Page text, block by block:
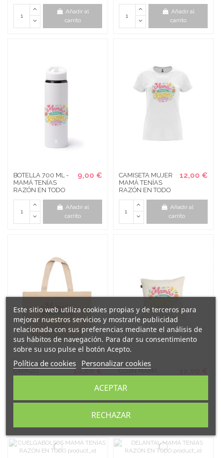
Añadir al
carrito
Añadir al
carrito
BOTELLA 700 ML -
MAMÁ TENÍAS
RAZÓN EN TODO
9,00 €
Añadir al
carrito
CAMISETA MUJER
MAMÁ TENÍAS
RAZÓN EN TODO
12,00 €
Añadir al
carrito
CAPAZO
10,00 €
COJÍN MAMÁ
(EN TODO)
Este sitio web utiliza cookies propias y de terceros para
mejorar nuestros servicios y mostrarle publicidad
relacionada con sus preferencias mediante el análisis de
sus hábitos de navegación. Para dar su consentimiento
sobre su uso pulse el botón Acepto.
Política de cookies Personalizar cookies
RECHAZAR
ACEPTAR